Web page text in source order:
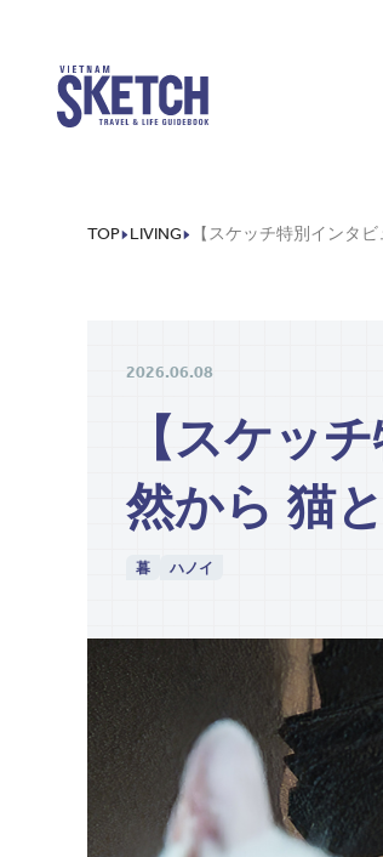
TOP LIVING
2026.06.08
【スケッ
然から 猫
暮 ハノイ